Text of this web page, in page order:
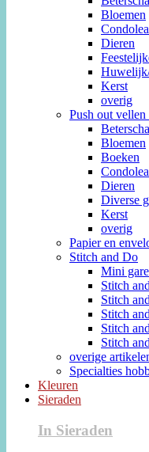
Bloemen
Dieren
Kerst
overig
Push out vellen
Bloemen
Boeken
Dieren
Diverse
Kerst
overig
Papier en
Stitch and Do
Mini
Stitch
Stitch
Stitch
Stitch
Stitch
overige
Specialties
Kleuren
Sieraden
In Sieraden